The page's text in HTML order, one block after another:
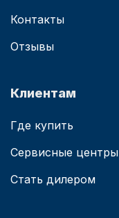
Контакты
Отзывы
Клиентам
Где купить
Сервисные центры
Стать дилером